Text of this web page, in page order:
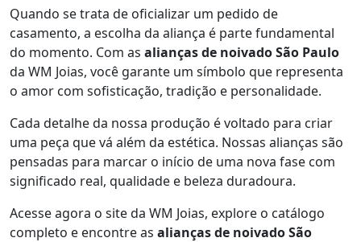
Quando se trata de oficializar um pedido de
casamento, a escolha da aliança é parte fundamental
do momento. Com as alianças de noivado São Paulo
da WM Joias, você garante um símbolo que representa
o amor com sofisticação, tradição e personalidade.
Cada detalhe da nossa produção é voltado para criar
uma peça que vá além da estética. Nossas alianças são
pensadas para marcar o início de uma nova fase com
significado real, qualidade e beleza duradoura.
Acesse agora o site da WM Joias, explore o catálogo
completo e encontre as alianças de noivado São